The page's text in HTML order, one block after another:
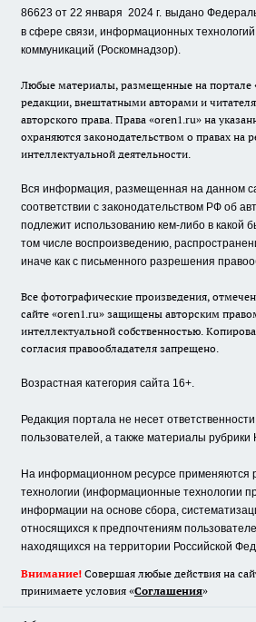
86623 от 22 января 2024 г. выдано
в сфере связи, информационных
коммуникаций (Роскомнадзор).
Любые материалы, размещенные на портале
редакции, внештатными авторами и
авторского права. Права «oren1.ru» на
охраняются законодательством о правах на
интеллектуальной деятельности.
Вся информация, размещенная на данном
соответствии с законодательством РФ об
подлежит использованию кем-либо в какой
том числе воспроизведению,
иначе как с письменного разрешения
Все фотографические произведения,
сайте «oren1.ru» защищены авторским
интеллектуальной собственностью.
согласия правообладателя запрещено.
Возрастная категория сайта 16+.
Редакция портала не несет
пользователей, а также материалы
На информационном ресурсе применяются
технологии (информационные технологии
информации на основе сбора,
относящихся к предпочтениям
находящихся на территории Российской
Внимание! Совершая любые действия на
принимаете условия «Cоглашения»